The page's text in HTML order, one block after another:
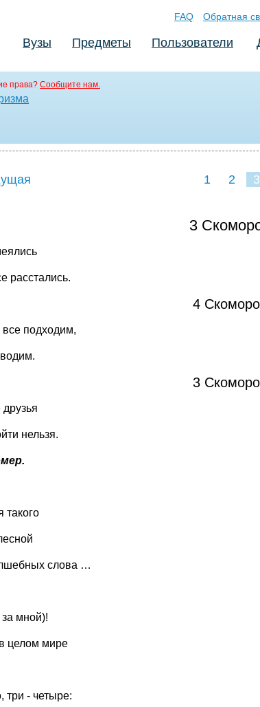
FAQ Обратная
Вузы Предметы Пользователи
права? Сообщите нам.
1 2 3
3
расстались.
4
подходим,
3
нельзя.
такого
слова …
мной)!
целом мире
- четыре: